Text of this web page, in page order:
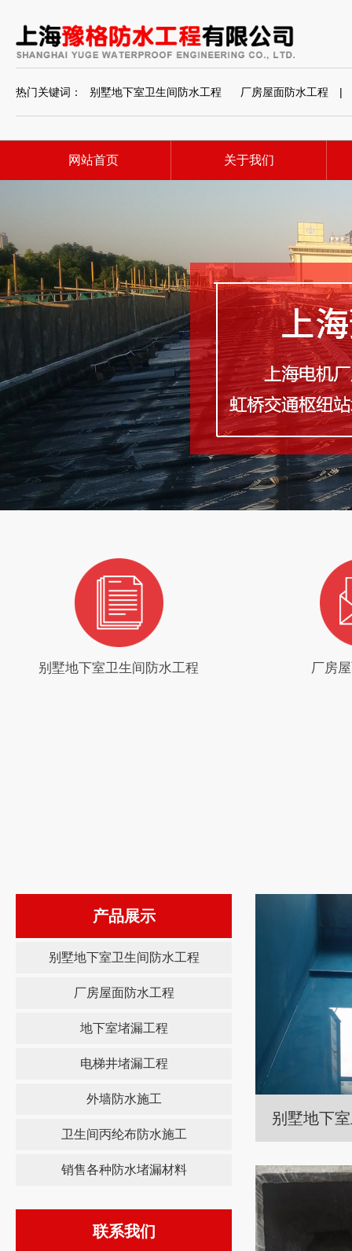
热门关键词： 别墅地下室卫生间防水工程 厂房屋面防水工程 |
网站首页 关于我们
别墅地下室卫生间防水工程 厂房
产品展示
别墅地下室卫生间防水工程
厂房屋面防水工程
地下室堵漏工程
电梯井堵漏工程
外墙防水施工
卫生间丙纶布防水施工
销售各种防水堵漏材料
联系我们
别墅地下